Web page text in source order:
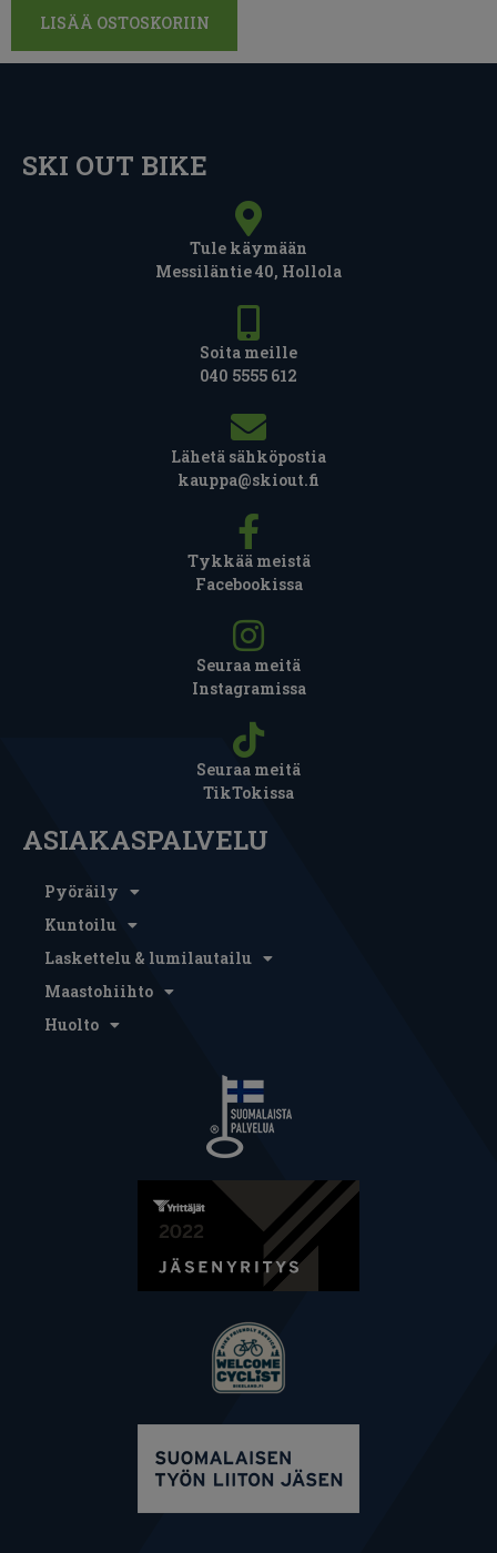
LISÄÄ OSTOSKORIIN
SKI OUT BIKE
Tule käymään
Messiläntie 40, Hollola
Soita meille
040 5555 612
Lähetä sähköpostia
kauppa@skiout.fi
Tykkää meistä
Facebookissa
Seuraa meitä
Instagramissa
Seuraa meitä
TikTokissa
ASIAKASPALVELU
Pyöräily
Kuntoilu
Laskettelu & lumilautailu
Maastohiihto
Huolto